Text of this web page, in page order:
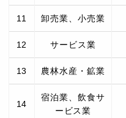
11 卸売業、小売業
12 サービス業
13 農林水産・鉱業
14
宿泊業、飲食サ
ービス業